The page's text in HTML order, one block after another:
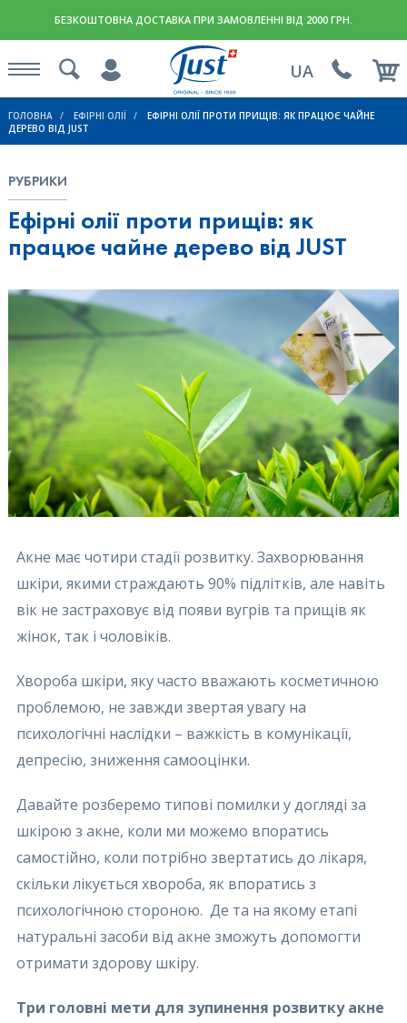
БЕЗКОШТОВНА ДОСТАВКА ПРИ ЗАМОВЛЕННІ ВІД 2000 ГРН.
UA
ГОЛОВНА ЕФІРНІ ОЛІЇ
ЕФІРНІ ОЛІЇ ПРОТИ ПРИЩІВ: ЯК ПРАЦЮЄ ЧАЙНЕ
ДЕРЕВО ВІД JUST
РУБРИКИ
Ефірні олії проти прищів: як
працює чайне дерево від JUST
Акне має чотири стадії розвитку. Захворювання
шкіри, якими страждають 90% підлітків, але навіть
вік не застраховує від появи вугрів та прищів як
жінок, так і чоловіків.
Хвороба шкіри, яку часто вважають косметичною
проблемою, не завжди звертая увагу на
психологічні наслідки – важкість в комунікації,
депресію, зниження самооцінки.
Давайте розберемо типові помилки у догляді за
шкірою з акне, коли ми можемо впоратись
самостійно, коли потрібно звертатись до лікаря,
скільки лікується хвороба, як впоратись з
психологічною стороною. Де та на якому етапі
натуральні засоби від акне зможуть допомогти
отримати здорову шкіру.
Три головні мети для зупинення розвитку акне